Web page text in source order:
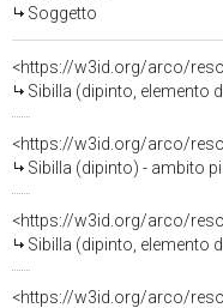
Soggetto
<https://w3id.org/arco/
Sibilla (dipinto, elemento
<https://w3id.org/arco/
Sibilla (dipinto) - ambito
<https://w3id.org/arco/
Sibilla (dipinto, elemento
<https://w3id.org/arco/